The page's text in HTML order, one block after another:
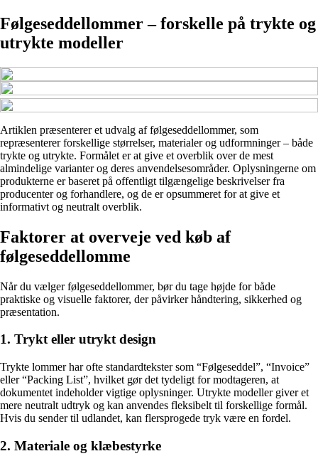
Følgeseddellommer – forskelle på trykte og
utrykte modeller
Artiklen præsenterer et udvalg af følgeseddellommer, som
repræsenterer forskellige størrelser, materialer og udformninger – både
trykte og utrykte. Formålet er at give et overblik over de mest
almindelige varianter og deres anvendelsesområder. Oplysningerne om
produkterne er baseret på offentligt tilgængelige beskrivelser fra
producenter og forhandlere, og de er opsummeret for at give et
informativt og neutralt overblik.
Faktorer at overveje ved køb af
følgeseddellomme
Når du vælger følgeseddellommer, bør du tage højde for både
praktiske og visuelle faktorer, der påvirker håndtering, sikkerhed og
præsentation.
1. Trykt eller utrykt design
Trykte lommer har ofte standardtekster som “Følgeseddel”, “Invoice”
eller “Packing List”, hvilket gør det tydeligt for modtageren, at
dokumentet indeholder vigtige oplysninger. Utrykte modeller giver et
mere neutralt udtryk og kan anvendes fleksibelt til forskellige formål.
Hvis du sender til udlandet, kan flersprogede tryk være en fordel.
2. Materiale og klæbestyrke